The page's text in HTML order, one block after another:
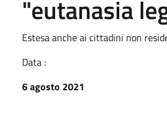
"eutanasia
Estesa anche ai cittadini non
Data :
6 agosto 2021